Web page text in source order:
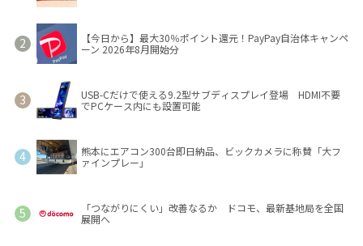
【今日から】最大30％ポイント還元！PayPay自治体キャンペ
ーン 2026年8月開始分
USB-Cだけで使える9.2型サブディスプレイ登場 HDMI不要
でPCケース内にも設置可能
熊本にエアコン300台即日納品、ビックカメラに称賛「大フ
ァインプレー」
「つながりにくい」改善なるか ドコモ、最新基地局を全国
展開へ